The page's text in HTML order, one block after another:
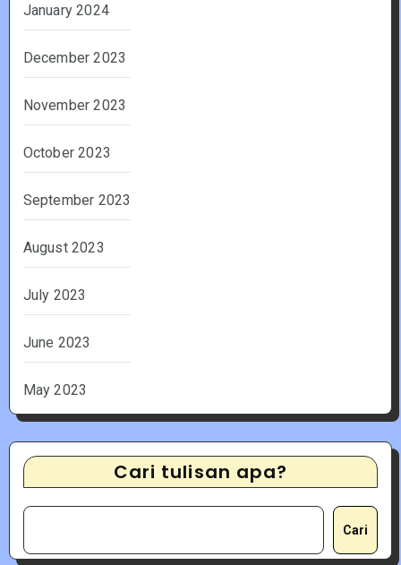
January 2024
December 2023
November 2023
October 2023
September 2023
August 2023
July 2023
June 2023
May 2023
Cari tulisan apa?
Cari